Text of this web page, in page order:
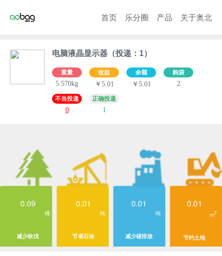
首页 乐分圈 产品 关于奥北
电脑液晶显示器（投递：1）
重量
5.570kg
收益
￥5.01
余额
￥5.01
购袋
2
不当投递
0
正确投递
1
0.09
棵
减少砍伐
0.01
吨
节省石油
0.01
吨
减少碳排放
0.01
m3
节约土地